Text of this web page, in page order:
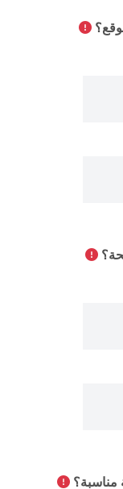
مناسبة؟